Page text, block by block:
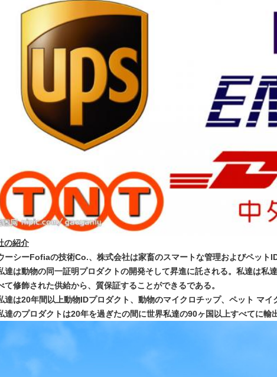
の紹介
ーシーFofiaの技術Co.、株式会社は家畜のスマートな管理およびペット
達は動物の同一証明プロダクトの開発そして昇進に託される。私達は
て修飾された供給から、質保証することができるである。
達は20年間以上動物IDプロダクト、動物のマイクロチップ、ペット マ
達のプロダクトは20年を過ぎたの間に世界私達の90ヶ国以上すべてに輸